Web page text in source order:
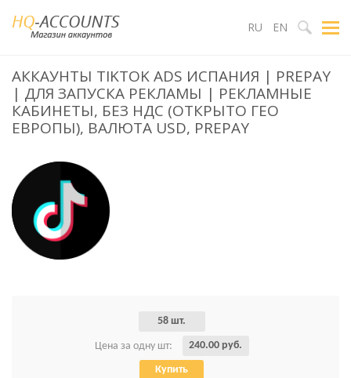
RU EN
АККАУНТЫ TIKTOK ADS ИСПАНИЯ | PREPAY
| ДЛЯ ЗАПУСКА РЕКЛАМЫ | РЕКЛАМНЫЕ
КАБИНЕТЫ, БЕЗ НДС (ОТКРЫТО ГЕО
ЕВРОПЫ), ВАЛЮТА USD, PREPAY
58 шт.
Цена за одну шт: 240.00 руб.
Купить